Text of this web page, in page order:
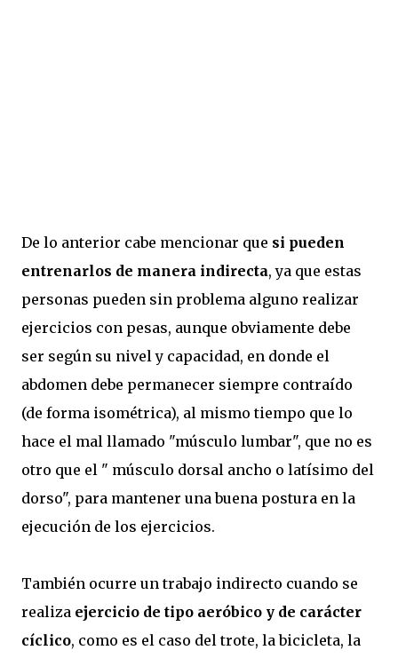
De lo anterior cabe mencionar que si pueden
entrenarlos de manera indirecta, ya que estas
personas pueden sin problema alguno realizar
ejercicios con pesas, aunque obviamente debe
ser según su nivel y capacidad, en donde el
abdomen debe permanecer siempre contraído
(de forma isométrica), al mismo tiempo que lo
hace el mal llamado "músculo lumbar", que no es
otro que el " músculo dorsal ancho o latísimo del
dorso", para mantener una buena postura en la
ejecución de los ejercicios.
También ocurre un trabajo indirecto cuando se
realiza ejercicio de tipo aeróbico y de carácter
cíclico, como es el caso del trote, la bicicleta, la